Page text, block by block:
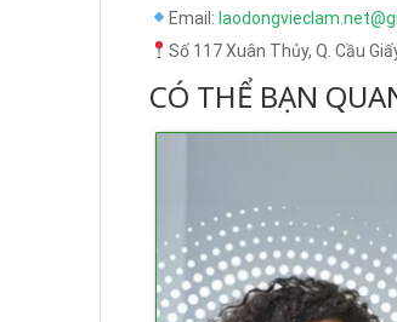
Email:
Số 117 Xuân Thủy, Q. Cầu
CÓ THỂ BẠN